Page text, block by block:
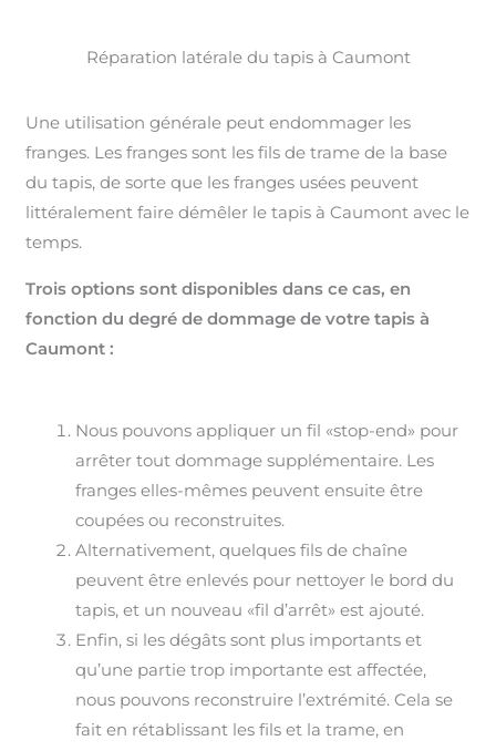
Réparation latérale du tapis à Caumont
Une utilisation générale peut endommager les
franges. Les franges sont les fils de trame de la base
du tapis, de sorte que les franges usées peuvent
littéralement faire démêler le tapis à Caumont avec le
temps.
Trois options sont disponibles dans ce cas, en
fonction du degré de dommage de votre tapis à
Caumont :
Nous pouvons appliquer un fil «stop-end» pour
arrêter tout dommage supplémentaire. Les
franges elles-mêmes peuvent ensuite être
coupées ou reconstruites.
Alternativement, quelques fils de chaîne
peuvent être enlevés pour nettoyer le bord du
tapis, et un nouveau «fil d’arrêt» est ajouté.
Enfin, si les dégâts sont plus importants et
qu’une partie trop importante est affectée,
nous pouvons reconstruire l’extrémité. Cela se
fait en rétablissant les fils et la trame, en